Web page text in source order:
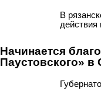
В
действия
Начинается
Паустовского» в